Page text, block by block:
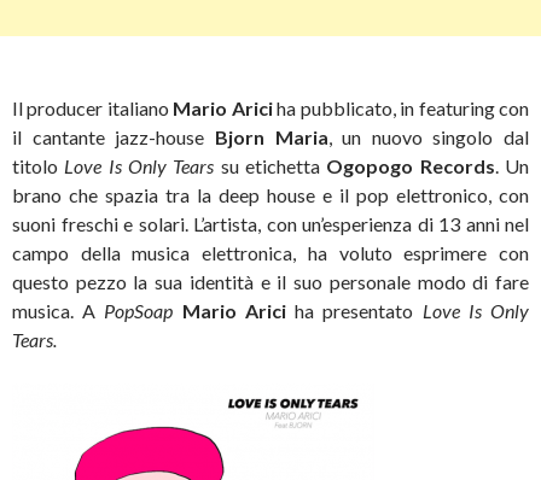
Il producer italiano Mario Ariciha pubblicato, in featuring con
il cantante jazz-house Bjorn Maria , un nuovo singolo dal
titolo Love Is Only Tears su etichetta Ogopogo Records . Un
brano che spazia tra la deep house e il pop elettronico, con
suoni freschi e solari. L’artista, con un’esperienza di 13 anni nel
campo della musica elettronica, ha voluto esprimere con
questo pezzo la sua identità e il suo personale modo di fare
musica. A PopSoap Mario Ariciha presentato Love Is Only
Tears.